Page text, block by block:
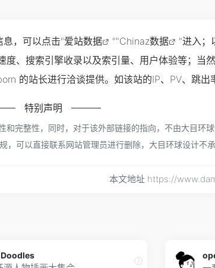
，可以点击"爱站数据 ""Chinaz数据
"进入；
、搜索引擎收录以及索引量、用户体验等；当
的站长进行洽谈提供。如该站的IP、PV、跳出
特别声明
完整性，同时，对于该外部链接的指向，不由大目环
可以直接联系网站管理员进行删除，大目环球设计不承
本文地址 https://